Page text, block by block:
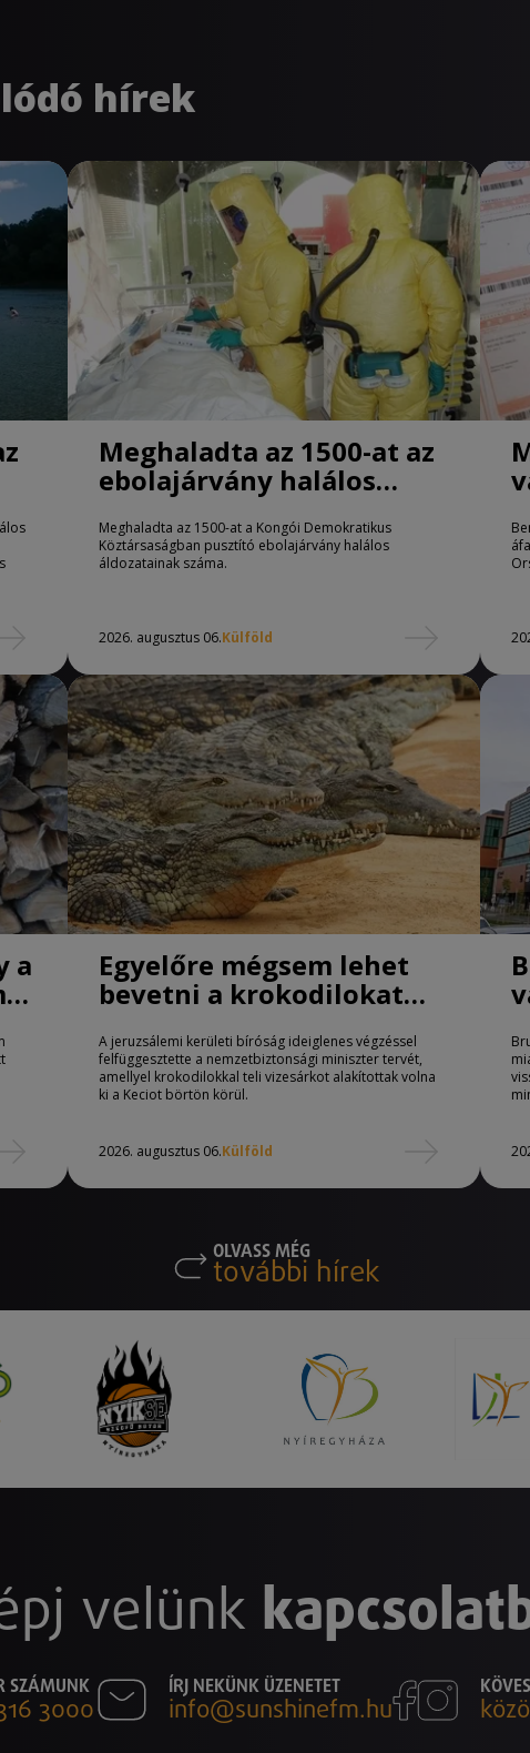
hírek
Meghaladta az 1500-at az
ebolajárvány halálos
áldozatainak száma
Meghaladta az 1500-at a Kongói Demokratikus
Köztársaságban pusztító ebolajárvány halálos
áldozatainak száma.
2026. augusztus 06.Külföld
a Egyelőre mégsem lehet
bevetni a krokodilokat
A jeruzsálemi kerületi bíróság ideiglenes végzéssel
felfüggesztette a nemzetbiztonsági miniszter tervét,
amellyel krokodilokkal teli vizesárkot alakítottak volna
ki a Keciot börtön körül.
2026. augusztus 06.Külföld
OLVASS MÉG
további hírek
velünk
SZÁMUNK
3000
ÍRJ NEKÜNK ÜZENETET
info@sunshinefm.hu